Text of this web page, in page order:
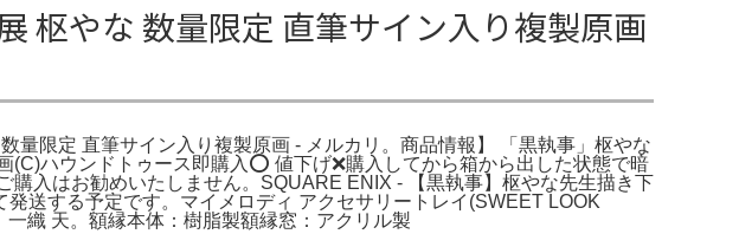
枢やな 数量限定 直筆サイン入り複製原画
量限定 直筆サイン入り複製原画 - メルカリ。商品情報】 「黒執事」枢やな
ハウンドトゥース即購入⭕️ 値下げ❌購入してから箱から出した状態で暗
入はお勧めいたしません。SQUARE ENIX - 【黒執事】枢やな先生描き下
送する予定です。マイメロディ アクセサリートレイ(SWEET LOOK
織 天。額縁本体：樹脂製額縁窓：アクリル製